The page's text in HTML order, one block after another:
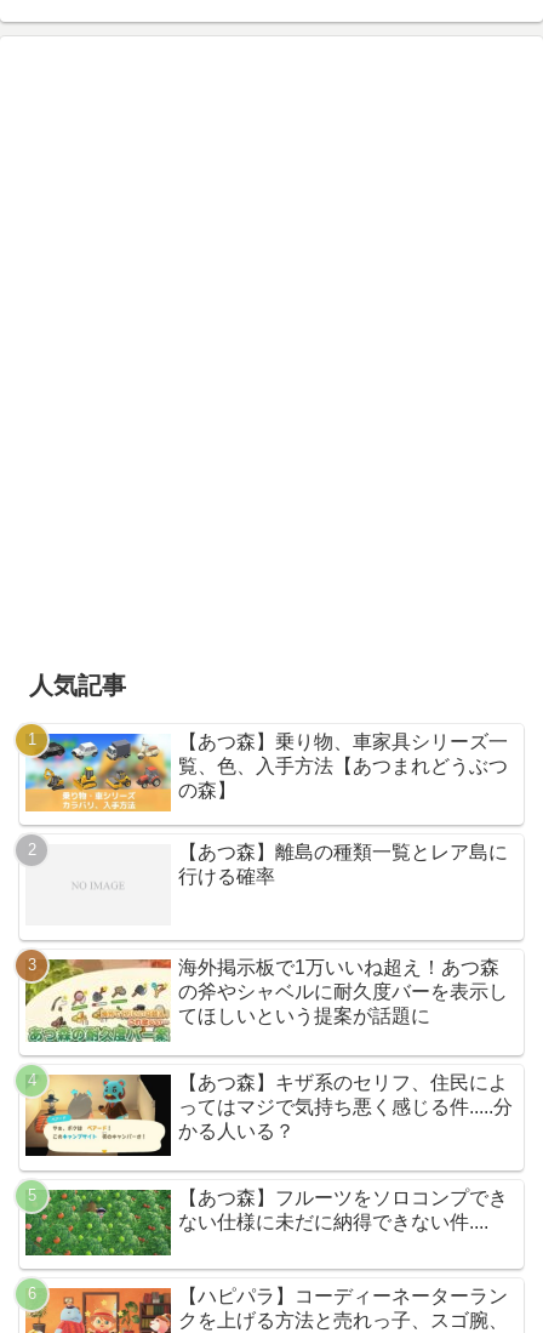
人気記事
【あつ森】乗り物、車家具シリーズ一
覧、色、入手方法【あつまれどうぶつ
の森】
【あつ森】離島の種類一覧とレア島に
行ける確率
海外掲示板で1万いいね超え！あつ森
の斧やシャベルに耐久度バーを表示し
てほしいという提案が話題に
【あつ森】キザ系のセリフ、住民によ
ってはマジで気持ち悪く感じる件.....分
かる人いる？
【あつ森】フルーツをソロコンプでき
ない仕様に未だに納得できない件....
【ハピパラ】コーディーネーターラン
クを上げる方法と売れっ子、スゴ腕、